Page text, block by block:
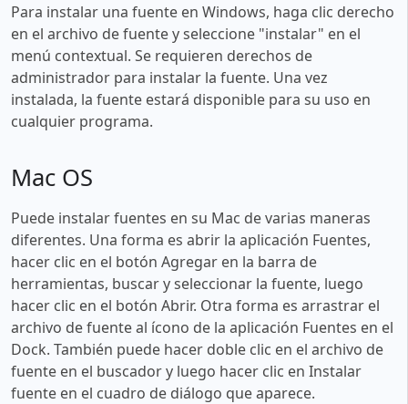
Para instalar una fuente en Windows, haga clic derecho
en el archivo de fuente y seleccione "instalar" en el
menú contextual. Se requieren derechos de
administrador para instalar la fuente. Una vez
instalada, la fuente estará disponible para su uso en
cualquier programa.
Mac OS
Puede instalar fuentes en su Mac de varias maneras
diferentes. Una forma es abrir la aplicación Fuentes,
hacer clic en el botón Agregar en la barra de
herramientas, buscar y seleccionar la fuente, luego
hacer clic en el botón Abrir. Otra forma es arrastrar el
archivo de fuente al ícono de la aplicación Fuentes en el
Dock. También puede hacer doble clic en el archivo de
fuente en el buscador y luego hacer clic en Instalar
fuente en el cuadro de diálogo que aparece.